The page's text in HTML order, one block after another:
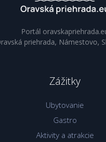
Portál
priehrada, Námestovo,
Zážitky
Ubytovanie
Gastro
Aktivity a atrakcie